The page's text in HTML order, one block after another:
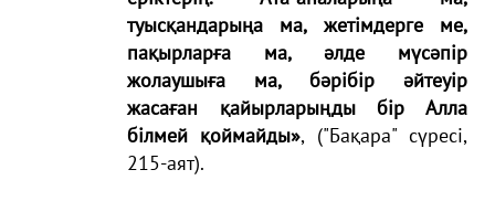
туысқандарыңа ма, жетімдерге ме,
пақырларға ма, әлде мүсәпір
жолаушыға ма, бәрібір әйтеуір
жасаған қайырларыңды бір Алла
білмей қоймайды», ("Бақара" сүресі,
215-аят).